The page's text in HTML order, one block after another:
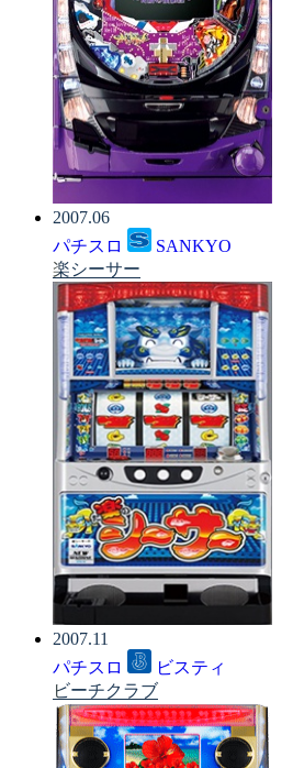
2007.06
パチスロ
SANKYO
楽シーサー
2007.11
パチスロ
ビスティ
ビーチクラブ